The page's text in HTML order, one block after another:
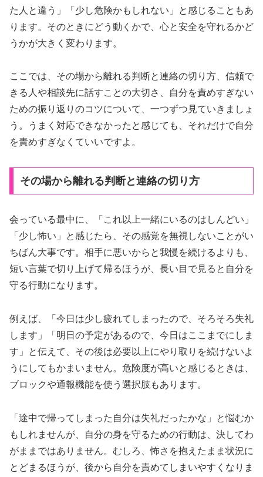
た人と違う」「少し危険かもしれない」と感じることもあ
ります。そのときにどう動くかで、心と安全を守れるかど
うかが大きく変わります。
ここでは、その場から離れる判断と連絡の切り方、信頼で
きる人や相談先に話すことの大切さ、自分を責めすぎない
ための振り返りのコツについて、一つずつ見ていきましょ
う。うまく対応できなかったと感じても、それだけで自分
を責めすぎなくていいですよ。
その場から離れる判断と連絡の切り方
会っている最中に、「これ以上一緒にいるのはしんどい」
「少し怖い」と感じたら、その感覚を無視しないことがい
ちばん大事です。相手に悪いからと我慢を続けるよりも、
短い言葉で切り上げて帰るほうが、長い目で見ると自分を
守る行動になります。
例えば、「今日は少し疲れてしまったので、そろそろ失礼
します」「明日の予定があるので、今日はここまでにしま
す」と伝えて、その後は必要以上にやり取りを続けないよ
うにしてもかまいません。危険度が高いと感じるときは、
ブロックや通報機能を使う選択肢もあります。
「途中で帰ってしまった自分は失礼だったかな」と悩むか
もしれませんが、自分の身を守るための行動は、決してわ
がままではありません。むしろ、怖さを抱えたまま状況に
とどまるほうが、後から自分を責めてしまいやすくなりま